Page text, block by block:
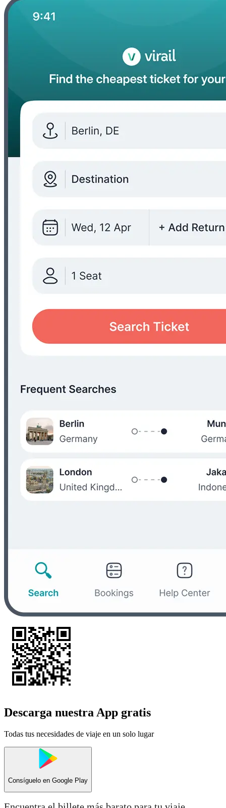
Descarga nuestra App gratis
Todas tus necesidades de viaje en un solo lugar
Consíguelo en Google Play